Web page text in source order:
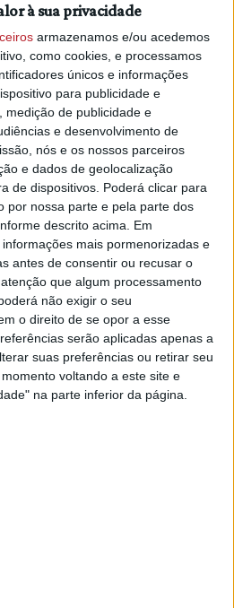
à sua privacidade
armazenamos e/ou acedemos
como cookies, e processamos
únicos e informações
para publicidade e
medição de publicidade e
e desenvolvimento de
nós e os nossos parceiros
e dados de geolocalização
de dispositivos. Poderá clicar para
por nossa parte e pela parte dos
descrito acima. Em
mais pormenorizadas e
antes de consentir ou recusar o
que algum processamento
não exigir o seu
o direito de se opor a esse
serão aplicadas apenas a
suas preferências ou retirar seu
voltando a este site e
na parte inferior da página.
médico de Alcaravela com
de Telemedicina
2025 às 08:27
tem projeto-piloto em
e vai ser alargado a Mação (c/
2024 às 16:12